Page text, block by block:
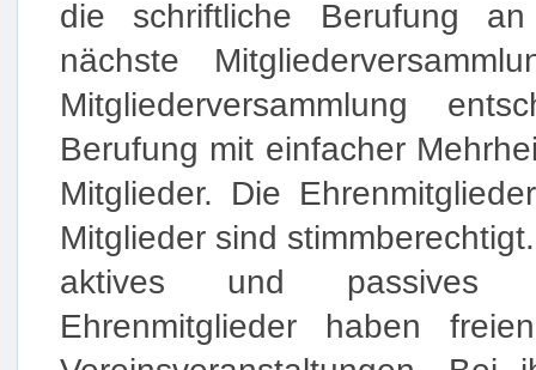
die schriftliche Berufung
nächste
Mitgliederversammlung
Berufung mit einfacher
Mitglieder. Die
Mitglieder sind
aktives und passives
Ehrenmitglieder haben